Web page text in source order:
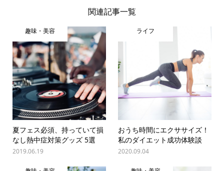
関連記事一覧
趣味・美容
夏フェス必須、持っていて損
なし熱中症対策グッズ 5選
2019.06.19
ライフ
おうち時間にエクササイズ！
私のダイエット成功体験談
2020.09.04